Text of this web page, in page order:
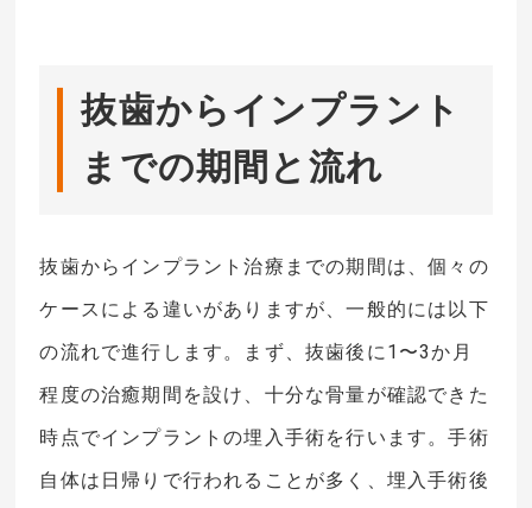
抜歯からインプラント
までの期間と流れ
抜歯からインプラント治療までの期間は、個々の
ケースによる違いがありますが、一般的には以下
の流れで進行します。まず、抜歯後に1〜3か月
程度の治癒期間を設け、十分な骨量が確認できた
時点でインプラントの埋入手術を行います。手術
自体は日帰りで行われることが多く、埋入手術後